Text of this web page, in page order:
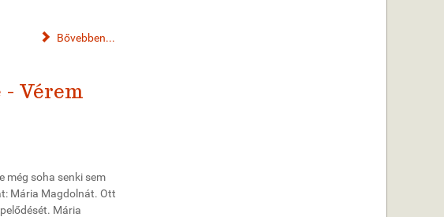
Bővebben...
Vérem
még soha senki sem
Mária Magdolnát. Ott
Mária